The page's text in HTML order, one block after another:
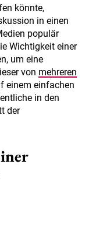
könnte,
in einen
populär
Wichtigkeit einer
um eine
von mehreren
einem einfachen
in den
der